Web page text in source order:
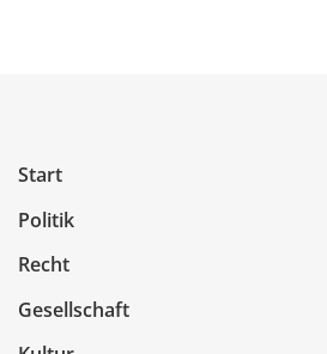
Start
Politik
Recht
Gesellschaft